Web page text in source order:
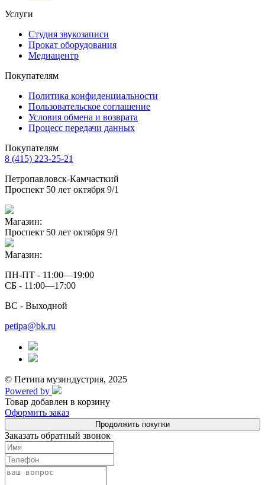
Услуги
Студия звукозаписи
Прокат оборудования
Медиацентр
Покупателям
Политика конфиденциальности
Пользовательское соглашение
Условия обмена и возврата
Процесс передачи данных
Покупателям
8 (415) 223-25-21
Петропавловск-Камчасткий
Проспект 50 лет октября 9/1
Магазин:
Проспект 50 лет октября 9/1
Магазин:
ПН-ПТ - 11:00—19:00
СБ - 11:00—17:00
ВС - Выходной
petipa@bk.ru
© Петипа музиндустрия, 2025
Powered by
Товар добавлен в корзину
Оформить заказ
Продолжить покупки
Заказать обратный звонок